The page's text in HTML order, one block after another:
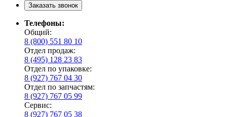
Заказать звонок
Телефоны:
Общий:
8 (800) 551 80 10
Отдел продаж:
8 (495) 128 23 83
Отдел по упаковке:
8 (927) 767 04 30
Отдел по запчастям:
8 (927) 767 05 99
Сервис:
8 (927) 767 05 38